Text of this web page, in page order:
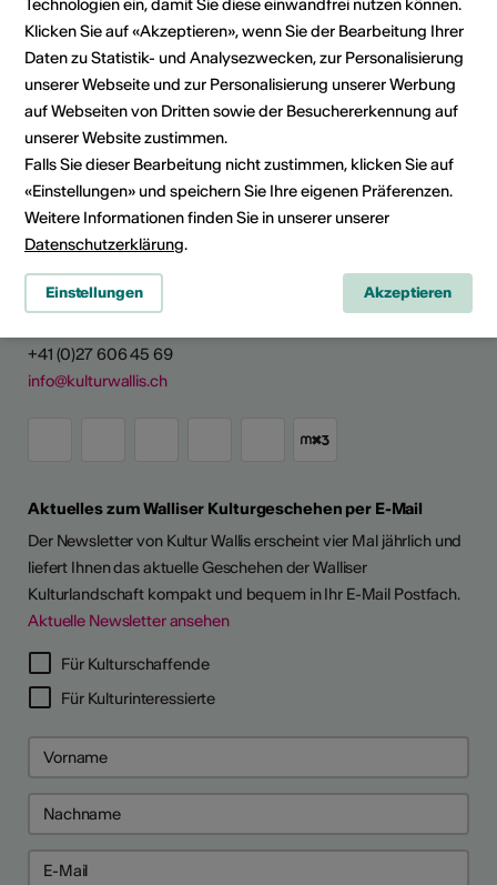
Kategorie
Jobs
Kultur Wallis
Rue de Lausanne 45
+41 (0)27 606 45 69
info@kulturwallis.ch
Aktuelles zum Walliser Kulturgeschehen per E-Mail
Der Newsletter von Kultur Wallis erscheint vier Mal jährlich und
liefert Ihnen das aktuelle Geschehen der Walliser
Kulturlandschaft kompakt und bequem in Ihr E-Mail Postfach.
Aktuelle Newsletter ansehen
Für Kulturschaffende
Für Kulturinteressierte
Klicken Sie auf «Akzeptieren», wenn Sie der Bearbeitung Ihrer
Daten zu Statistik- und Analysezwecken, zur Personalisierung
unserer Webseite und zur Personalisierung unserer Werbung
auf Webseiten von Dritten sowie der Besuchererkennung auf
unserer Website zustimmen.
Falls Sie dieser Bearbeitung nicht zustimmen, klicken Sie auf
«Einstellungen» und speichern Sie Ihre eigenen Präferenzen.
Weitere Informationen finden Sie in unserer unserer
Datenschutzerklärung.
Einstellungen Akzeptieren